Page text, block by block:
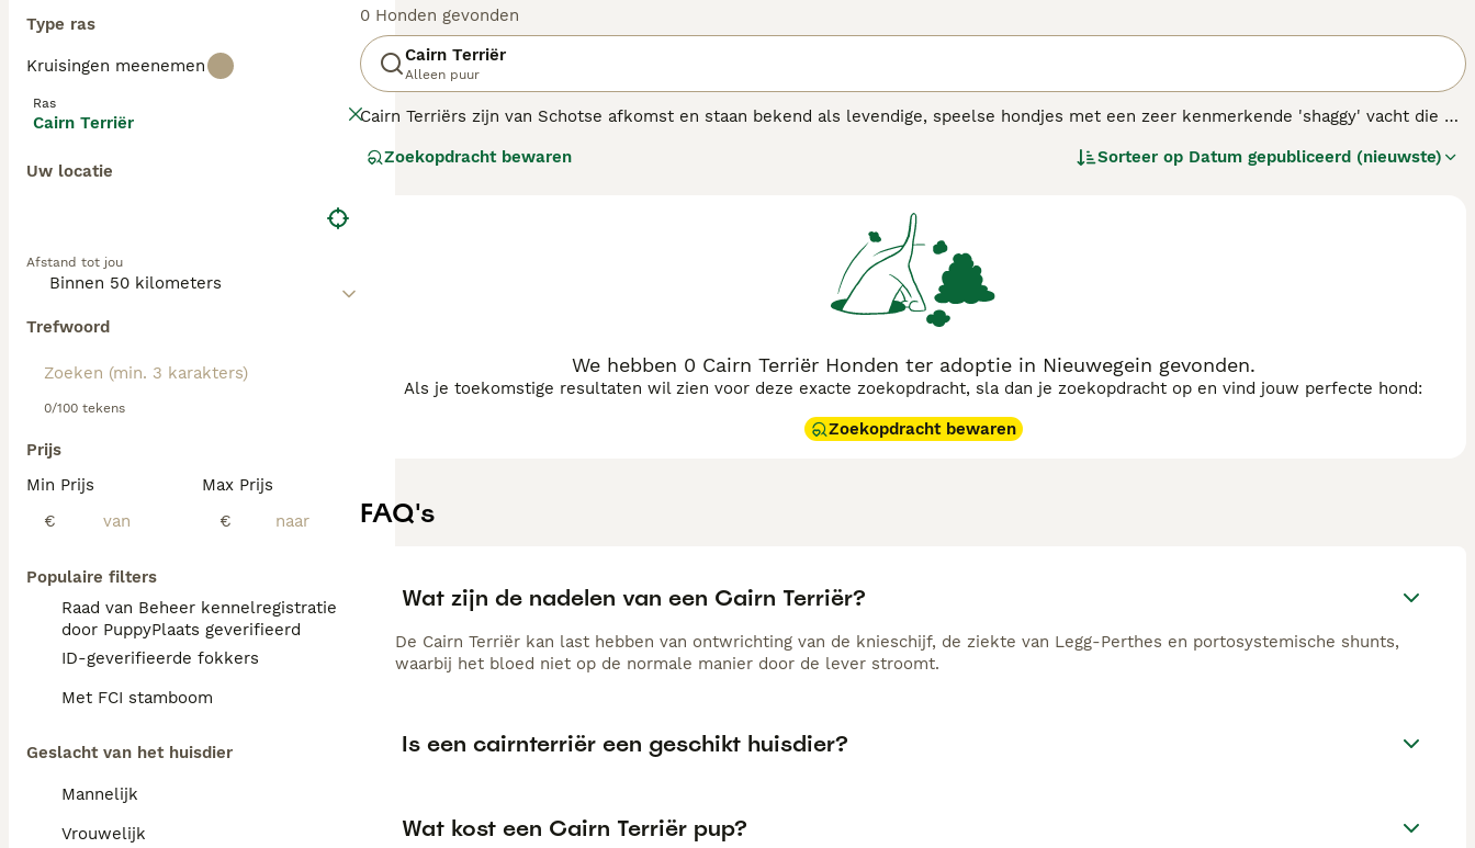
Type ras
Kruisingen meenemen
Ras
Cairn Terriër
Uw locatie
Afstand tot jou
Trefwoord
0/100 tekens
Prijs
Min Prijs
€
Max Prijs
€
Populaire filters
Raad van Beheer kennelregistratie
door PuppyPlaats geverifieerd
ID-geverifieerde fokkers
Met FCI stamboom
Geslacht van het huisdier
Mannelijk
Vrouwelijk
0 Honden gevonden
Cairn Terriër
Alleen puur
Cairn Terriërs zijn van Schotse afkomst en staan bekend als levendige, speelse hondjes met een zeer kenmerkende 'shaggy' vacht die er
populair als gezinshond. Dit dankzij hun ondeugende uiterlijk en gehechtheid aan hun eigenaren.
Zoekopdracht bewaren Sorteer op Datum gepubliceerd (nieuwste)
We hebben 0 Cairn Terriër Honden ter adoptie in Nieuwegein gevonden.
Als je toekomstige resultaten wil zien voor deze exacte zoekopdracht, sla dan je zoekopdracht op en vind jouw perfecte hond:
Zoekopdracht bewaren
FAQ's
Wat zijn de nadelen van een Cairn Terriër?
De Cairn Terriër kan last hebben van ontwrichting van de knieschijf, de ziekte van Legg-Perthes en portosystemische shunts,
waarbij het bloed niet op de normale manier door de lever stroomt.
Is een cairnterriër een geschikt huisdier?
Wat kost een Cairn Terriër pup?